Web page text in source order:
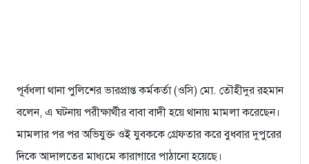
পূর্বধলা থানা পুলিশের ভারপ্রাপ্ত কর্মকর্তা (ওসি) মো. তৌহীদুর রহমান
বলেন, এ ঘটনায় পরীক্ষার্থীর বাবা বাদী হয়ে থানায় মামলা করেছেন।
মামলার পর পর অভিযুক্ত ওই যুবককে গ্রেফতার করে বুধবার দুপুরের
দিকে আদালতের মাধ্যমে কারাগারে পাঠানো হয়েছে।